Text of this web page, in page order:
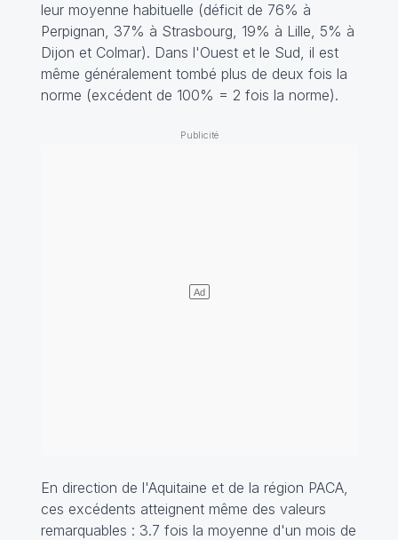
leur moyenne habituelle (déficit de 76% à
Perpignan, 37% à Strasbourg, 19% à Lille, 5% à
Dijon et Colmar). Dans l'Ouest et le Sud, il est
même généralement tombé plus de deux fois la
norme (excédent de 100% = 2 fois la norme).
En direction de l'Aquitaine et de la région PACA,
ces excédents atteignent même des valeurs
remarquables : 3.7 fois la moyenne d'un mois de